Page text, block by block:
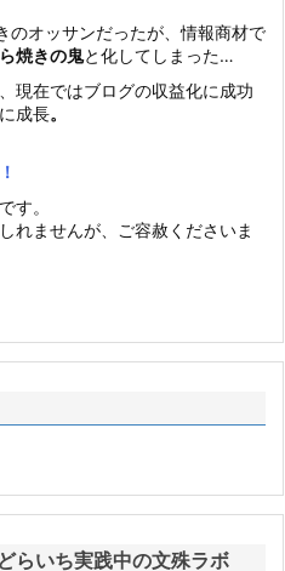
のオッサンだったが、情報商材で
焼きの鬼と化してしまった…
現在ではブログの収益化に成功
に成長。
す。
れませんが、ご容赦くださいま
らいち実践中の文殊ラボ